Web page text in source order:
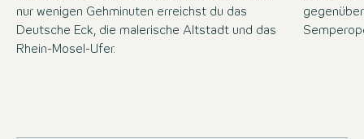
nur wenigen Gehminuten erreichst du das
Deutsche Eck, die malerische Altstadt und das
Rhein-Mosel-Ufer.